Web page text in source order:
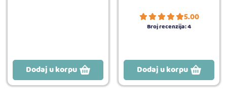
Dodaj u korpu
5.00
Broj recenzija:4
Dodaj u korpu